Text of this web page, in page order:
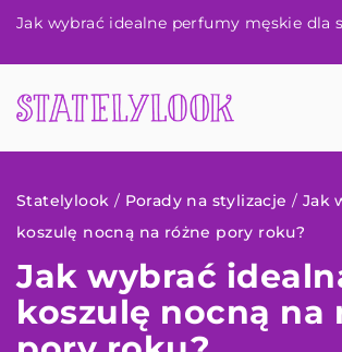
Jak naturalne barwniki w kosmetykach
Statelylook / Porady na stylizacje / Jak
koszulę nocną na różne pory roku?
Jak wybrać
koszulę nocną na